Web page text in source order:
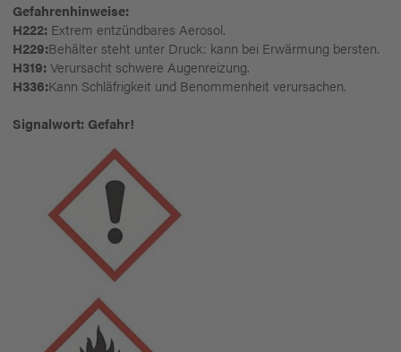
Gefahrenhinweise:
H222: Extrem entzündbares Aerosol.
H229:Behälter steht unter Druck: kann bei Erwärmung bersten.
H319: Verursacht schwere Augenreizung.
H336:Kann Schläfrigkeit und Benommenheit verursachen.
Signalwort: Gefahr!